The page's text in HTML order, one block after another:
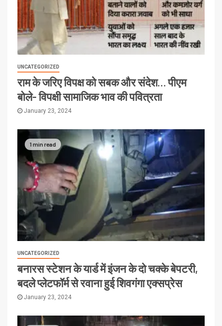
UNCATEGORIZED
राम के जरिए विपक्ष को सबक और संदेश… पीएम
बोले- विपक्षी सामाजिक भाव की पवित्रता
January 23, 2024
1 min read
UNCATEGORIZED
बनारस स्टेशन के यार्ड में इंजन के दो चक्के बेपटरी,
बदले प्लेटफॉर्म से रवाना हुई शिवगंगा एक्सप्रेस
January 23, 2024